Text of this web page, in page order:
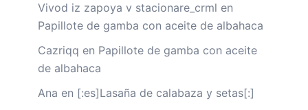
Vivod iz zapoya v stacionare_crml en
Papillote de gamba con aceite de albahaca
Cazriqq en Papillote de gamba con aceite
de albahaca
Ana en [:es]Lasaña de calabaza y setas[:]